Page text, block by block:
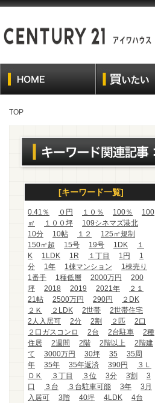
TOP
[キーワード一覧]
0.41％ ０円 １０％ 100％
100
㎡
１００坪
109シネマズ港北
10分
10帖 １２
125㎡規制
150㎡超
15号 19号 1DK
１
K
1LDK 1R １丁目 1円
1
分
1年 1棟マンション
1棟売り
1番手
1種低層 2000万円
200
坪
2018 2019 2021年
２１
21帖
2500万円 290円
２DK
２Ｋ
２LDK 2世帯
2世帯住宅
2人入居可
2分 2割 ２匹
2口
２口ガスコンロ
2台 2台駐車
2種
住居
2週間 2階 2階以上
2階建
て
3000万円 30坪 35
35周
年
35年 35年返済 390円
３Ｌ
ＤＫ
３丁目 ３位 3分 3割
3
口
３台 ３台駐車可能 3年
3月
入居可
3階 40坪 4LDK
4台